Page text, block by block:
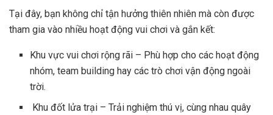
Tại đây, bạn không chỉ tận hưởng thiên nhiên mà còn được
tham gia vào nhiều hoạt động vui chơi và gắn kết:
Khu vực vui chơi rộng rãi – Phù hợp cho các hoạt động
nhóm, team building hay các trò chơi vận động ngoài
trời.
Khu đốt lửa trại – Trải nghiệm thú vị, cùng nhau quây